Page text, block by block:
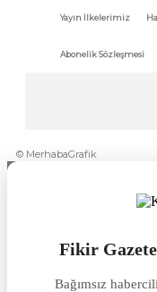
Yayın İlkelerimiz
Abonelik Sözleşmesi
© MerhabaGrafik
Fikir
Bağımsız